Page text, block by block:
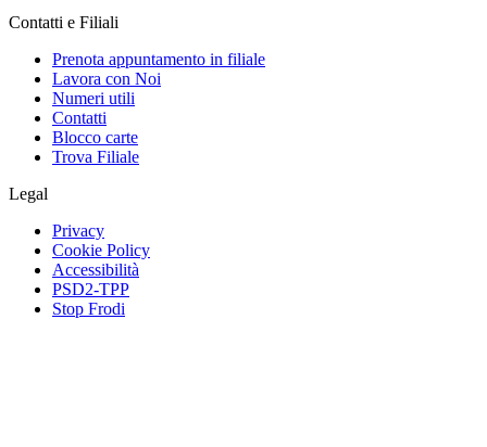
Contatti e Filiali
Prenota appuntamento in filiale
Lavora con Noi
Numeri utili
Contatti
Blocco carte
Trova Filiale
Legal
Privacy
Cookie Policy
Accessibilità
PSD2-TPP
Stop Frodi